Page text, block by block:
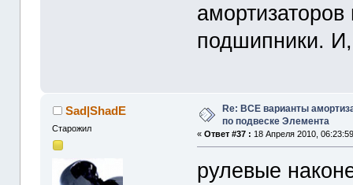
подшипники. И,
Sad|ShadE
Старожил
Re: ВСЕ варианты
по подвеске Элемента
«Ответ #37 : 18 Апреля 2010,
рулевые